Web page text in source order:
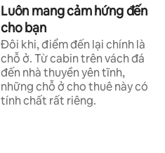
Luôn mang cảm hứng đến
cho bạn
Đôi khi, điểm đến lại chính là
chỗ ở. Từ cabin trên vách đá
đến nhà thuyền yên tĩnh,
những chỗ ở cho thuê này có
tính chất rất riêng.